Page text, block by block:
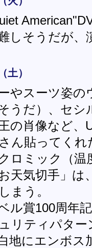
しそうだが、
土）
やスーツ姿の
うだ）、セシ
の肖像など、
ん貼ってくれ
ロミック（温
天気切手」は
まう。
ベル賞100周年
リティパタ
地にエンボス